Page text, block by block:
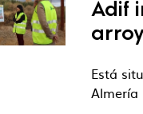
Adif
Está
Almería